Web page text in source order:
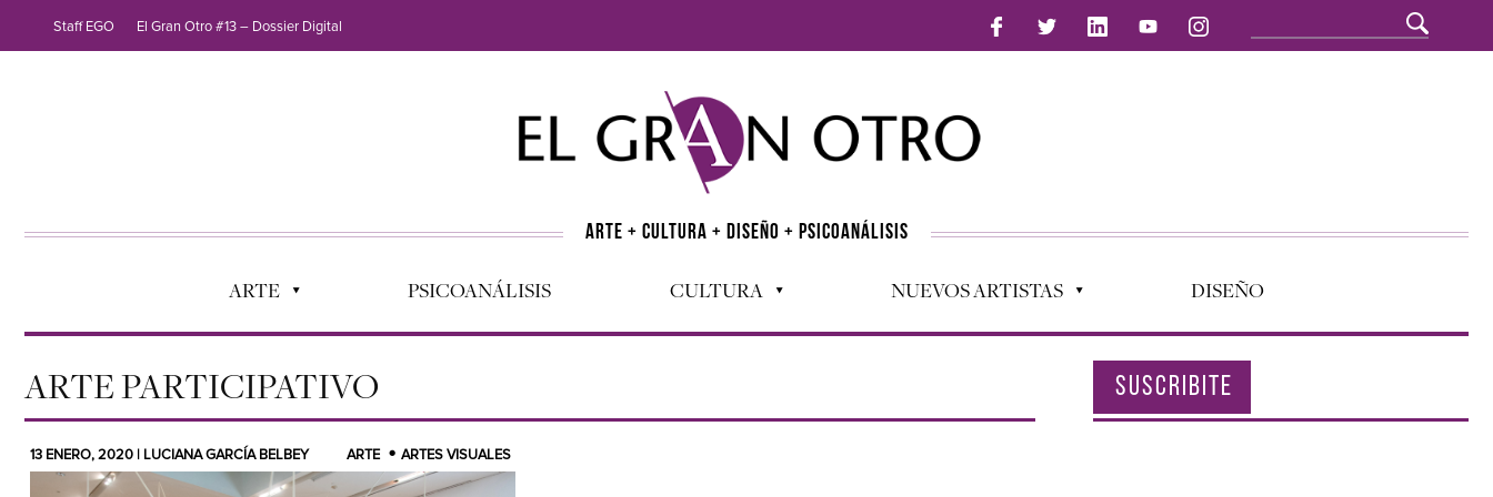
Staff EGO El Gran Otro #13 – Dossier Digital
ARTE + CULTURA + DISEÑO + PSICOANÁLISIS
ARTE PSICOANÁLISIS CULTURA NUEVOS ARTISTAS DISEÑO
ARTE PARTICIPATIVO
13 ENERO, 2020 | LUCIANA GARCÍA BELBEY ARTE ARTES VISUALES
SUSCRIBITE